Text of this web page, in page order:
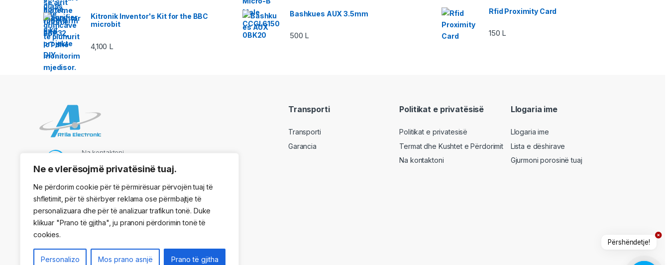
Ne e vlerësojmë privatësinë tuaj.
Ne përdorim cookie për të përmirësuar përvojën tuaj të
shfletimit, për të shërbyer reklama ose përmbajtje të
personalizuara dhe për të analizuar trafikun tonë. Duke
klikuar "Prano të gjitha", ju pranoni përdorimin tonë të
cookies.
Personalizo Mos prano asnjë Prano të gjitha
Kitronik Inventor's Kit for the BBC
microbit
4,100 L
Bashkues AUX 3.5mm
500 L
Rfid Proximity Card
150 L
Na kontaktoni
069 73 48 717
Adresa
Kryqezimi Vasil Shaanto, ngjitur me dyqanin One, Tirane
Transporti
Transporti
Garancia
Politikat e privatësisë
Politikat e privatesisë
Termat dhe Kushtet e Përdorimit
Na kontaktoni
Llogaria ime
Llogaria ime
Lista e dëshirave
Gjurmoni porosinë tuaj
Përshëndetje!